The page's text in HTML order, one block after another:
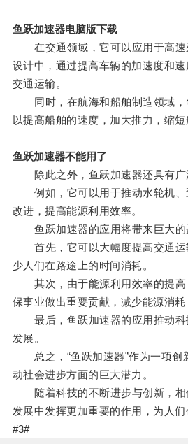
鱼跃加速器电脑版下载
在交通领域，它可以应用于高速
设计中，通过提高车辆的加速度和
交通运输。
同时，在航海和船舶制造领域，
以提高船舶的速度，加大推力，缩短
鱼跃加速器不能用了
除此之外，鱼跃加速器还具有广
例如，它可以用于推动水轮机、
改进，提高能源利用效率。
鱼跃加速器的应用将带来巨大的
首先，它可以大幅度提高交通运
少人们在路途上的时间消耗。
其次，由于能源利用效率的提高
保事业做出重要贡献，减少能源消耗
最后，鱼跃加速器的应用推动科
发展。
总之，“鱼跃加速器”作为一项创
动社会进步方面的巨大潜力。
随着科技的不断进步与创新，相
发展中发挥更加重要的作用，为人们
#3#